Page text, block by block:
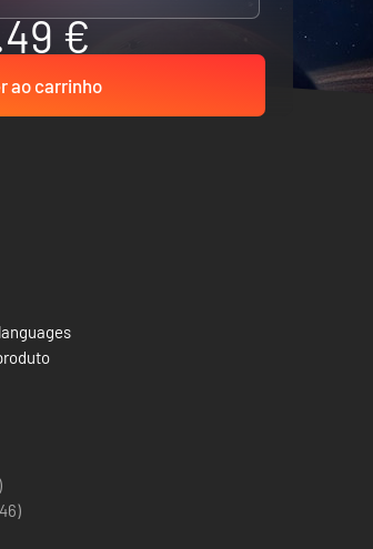
€
ao carrinho
)